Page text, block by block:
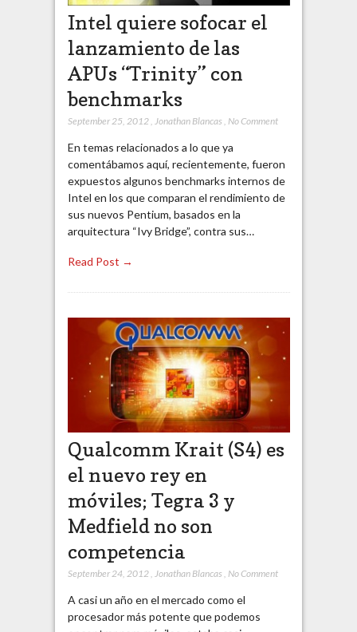
Intel quiere sofocar el
lanzamiento de las
APUs “Trinity” con
benchmarks
September 25, 2012, Jonathan Blancas No Comment
En temas relacionados a lo que ya
comentábamos aquí, recientemente, fueron
expuestos algunos benchmarks internos de
Intel en los que comparan el rendimiento de
sus nuevos Pentium, basados en la
arquitectura “Ivy Bridge”, contra sus…
Read Post →
Qualcomm Krait (S4) es
el nuevo rey en
móviles; Tegra 3 y
Medfield no son
competencia
September 24, 2012, Jonathan Blancas No Comment
A casi un año en el mercado como el
procesador más potente que podemos